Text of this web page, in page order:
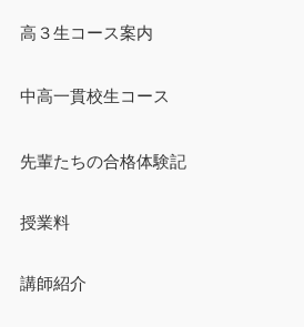
高３生コース案内
中高一貫校生コース
先輩たちの合格体験記
授業料
講師紹介